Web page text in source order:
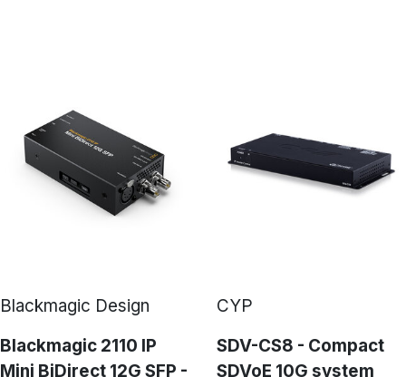
Blackmagic Design
Blackmagic 2110 IP
Mini BiDirect 12G SFP -
CYP
SDV-CS8 - Compact
SDVoE 10G system